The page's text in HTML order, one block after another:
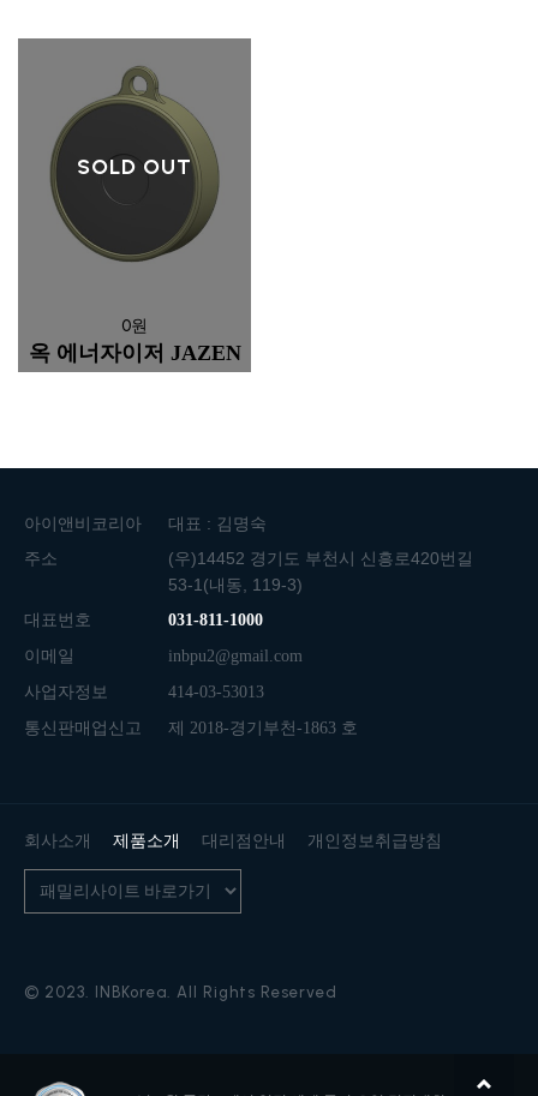
0원
옥 에너자이저 JAZEN
SOLD OUT
아이앤비코리아
대표 : 김명숙
주소
(우)14452 경기도 부천시 신흥로420번길
53-1(내동, 119-3)
대표번호
031-811-1000
이메일 inbpu2@gmail.com
사업자정보 414-03-53013
통신판매업신고 제 2018-경기부천-1863 호
회사소개 제품소개 대리점안내 개인정보취급방침
© 2023. INBKorea. All Rights Reserved